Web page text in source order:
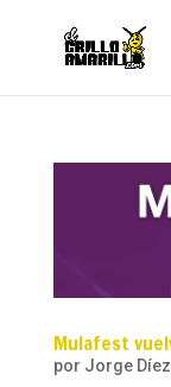
Mulafest
por Jorge Díez